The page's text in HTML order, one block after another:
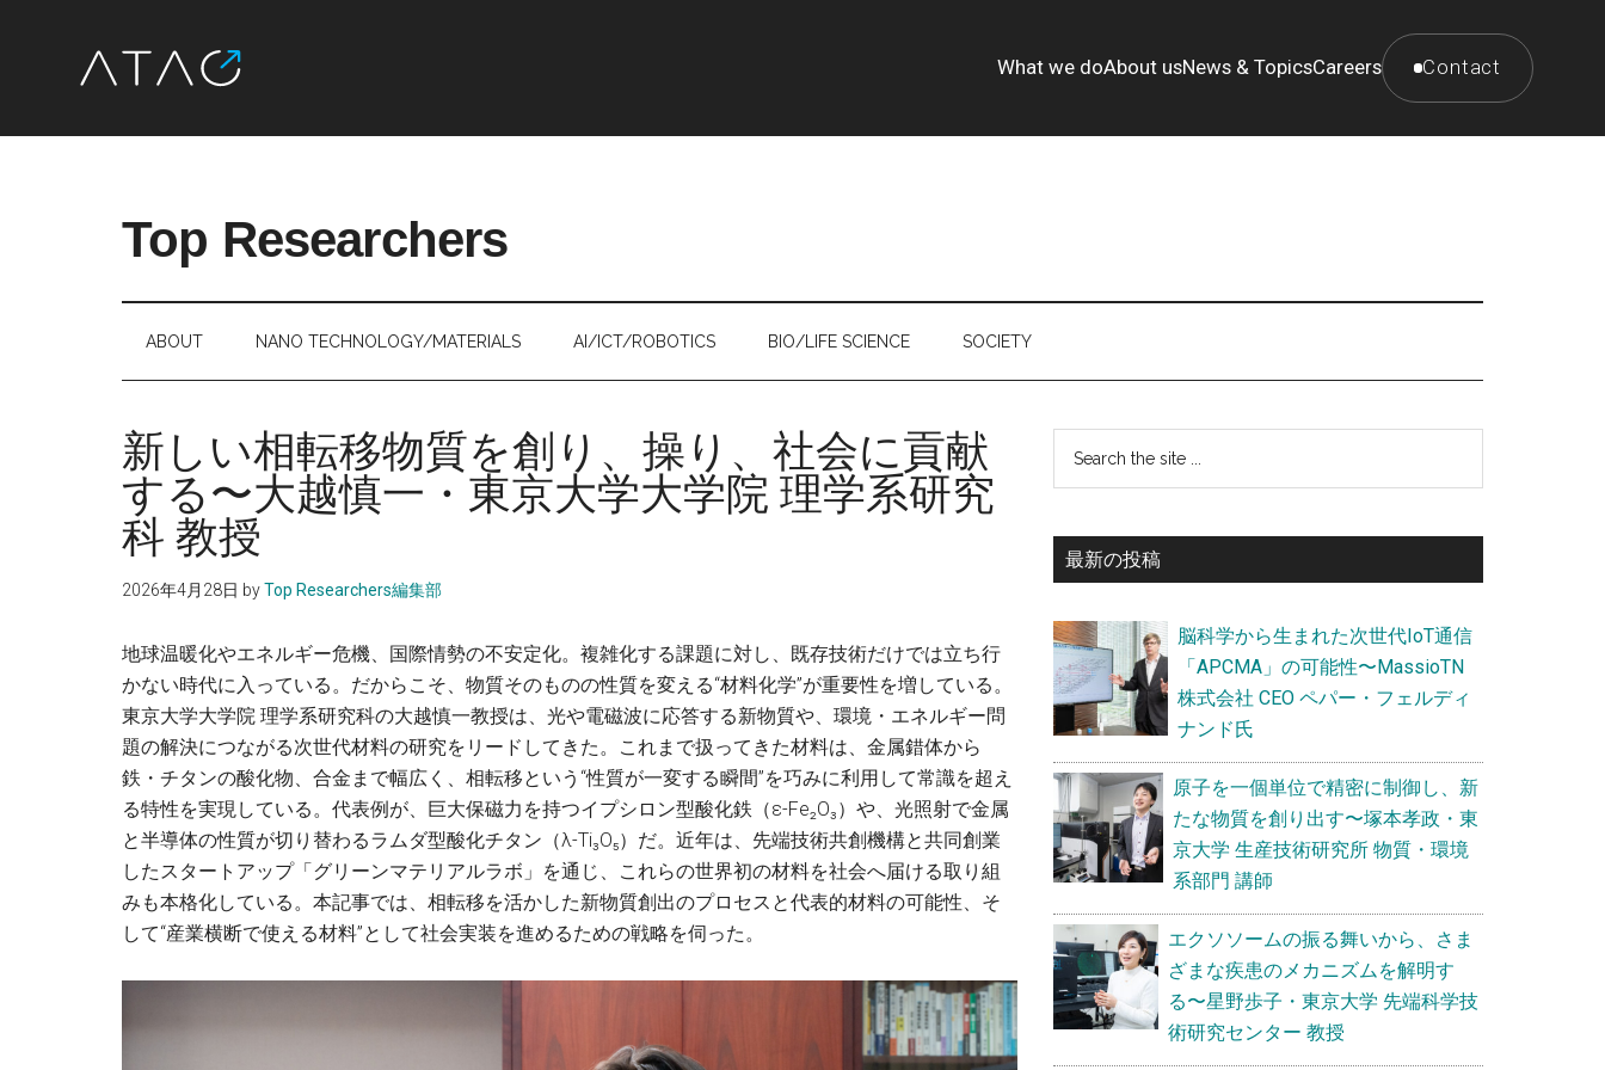
What we doAbout usNews & TopicsCareers Contact
Top Researchers
先
を、
す
べ
て
の
人
ABOUT NANO TECHNOLOGY/MATERIALS AI/ICT/ROBOTICS BIO/LIFE SCIENCE SOCIETY
新しい相転移物質を創り、操り、社会に貢献
する〜大越慎一・東京大学大学院 理学系研究
科 教授
2026年4月28日 byTop Researchers編集部
地球温暖化やエネルギー危機、国際情勢の不安定化。複雑化する課題に対し、既存技術だけでは立ち行
かない時代に入っている。だからこそ、物質そのものの性質を変える“材料化学”が重要性を増している。
東京大学大学院 理学系研究科の大越慎一教授は、光や電磁波に応答する新物質や、環境・エネルギー問
題の解決につながる次世代材料の研究をリードしてきた。これまで扱ってきた材料は、金属錯体から
鉄・チタンの酸化物、合金まで幅広く、相転移という“性質が一変する瞬間”を巧みに利用して常識を超え
る特性を実現している。代表例が、巨大保磁力を持つイプシロン型酸化鉄（ε-Fe₂O₃）や、光照射で金属
と半導体の性質が切り替わるラムダ型酸化チタン（λ-Ti₃O₅）だ。近年は、先端技術共創機構と共同創業
したスタートアップ「グリーンマテリアルラボ」を通じ、これらの世界初の材料を社会へ届ける取り組
みも本格化している。本記事では、相転移を活かした新物質創出のプロセスと代表的材料の可能性、そ
して“産業横断で使える材料”として社会実装を進めるための戦略を伺った。
最
初
の
サ
イ
ド
バ
ー
...
最新の投稿
脳科学から生まれた次世代IoT通信
「APCMA」の可能性〜MassioTN
株式会社 CEO ペパー・フェルディ
ナンド氏
原子を一個単位で精密に制御し、新
たな物質を創り出す〜塚本孝政・東
京大学 生産技術研究所 物質・環境
系部門 講師
エクソソームの振る舞いから、さま
ざまな疾患のメカニズムを解明す
る〜星野歩子・東京大学 先端科学技
術研究センター 教授